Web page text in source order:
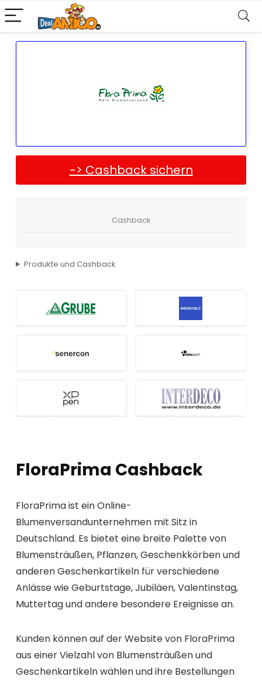
-> Cashback sichern
Cashback
Produkte und Cashback
FloraPrima Cashback
FloraPrima ist ein Online-
Blumenversandunternehmen mit Sitz in
Deutschland. Es bietet eine breite Palette von
Blumensträußen, Pflanzen, Geschenkkörben und
anderen Geschenkartikeln für verschiedene
Anlässe wie Geburtstage, Jubiläen, Valentinstag,
Muttertag und andere besondere Ereignisse an.
Kunden können auf der Website von FloraPrima
aus einer Vielzahl von Blumensträußen und
Geschenkartikeln wählen und ihre Bestellungen